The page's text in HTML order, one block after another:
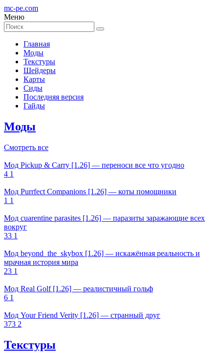
mc-pe.com
Меню
Главная
Моды
Текстуры
Шейдеры
Карты
Сиды
Последняя версия
Гайды
Моды
Смотреть все
Мод Pickup & Carry [1.26] — переноси все что угодно
4 1
Мод Purrfect Companions [1.26] — коты помощники
1 1
Мод cuarentine parasites [1.26] — паразиты заражающие всех
вокруг
33 1
Мод beyond_the_skybox [1.26] — искажённая реальность и
мрачная история мира
23 1
Мод Real Golf [1.26] — реалистичный гольф
6 1
Мод Your Friend Verity [1.26] — странный друг
373 2
Текстуры